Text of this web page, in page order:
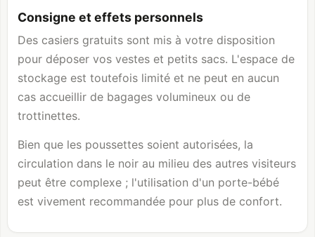
Consigne et effets personnels
Des casiers gratuits sont mis à votre disposition
pour déposer vos vestes et petits sacs. L'espace de
stockage est toutefois limité et ne peut en aucun
cas accueillir de bagages volumineux ou de
trottinettes.
Bien que les poussettes soient autorisées, la
circulation dans le noir au milieu des autres visiteurs
peut être complexe ; l'utilisation d'un porte-bébé
est vivement recommandée pour plus de confort.